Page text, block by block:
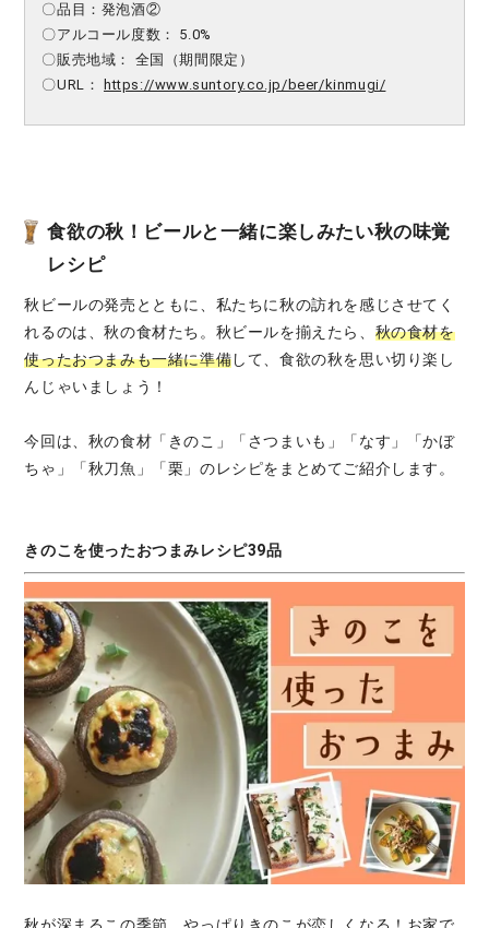
〇品目：発泡酒②
〇アルコール度数： 5.0%
〇販売地域： 全国（期間限定）
〇URL：
https://www.suntory.co.jp/beer/kinmugi/
食欲の秋！ビールと一緒に楽しみたい秋の味覚
レシピ
秋ビールの発売とともに、私たちに秋の訪れを感じさせてく
れるのは、秋の食材たち。秋ビールを揃えたら、 秋の食材を
使ったおつまみも一緒に準備して、食欲の秋を思い切り楽し
んじゃいましょう！
今回は、秋の食材「きのこ」「さつまいも」「なす」「かぼ
ちゃ」「秋刀魚」「栗」のレシピをまとめてご紹介します。
きのこを使ったおつまみレシピ39品